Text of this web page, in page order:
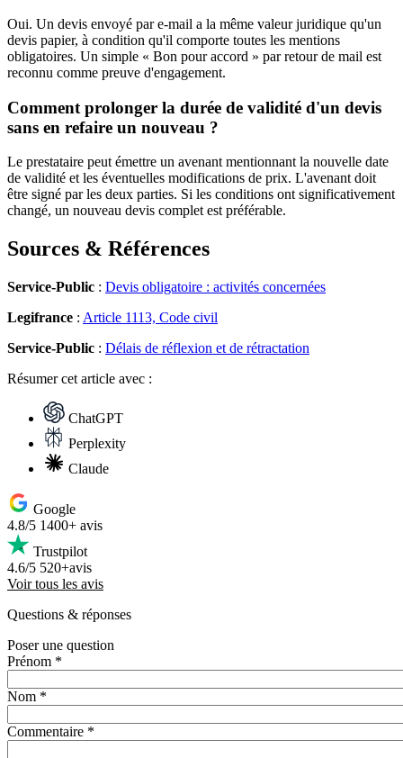
Oui. Un devis envoyé par e-mail a la même valeur juridique qu'un
devis papier, à condition qu'il comporte toutes les mentions
obligatoires. Un simple « Bon pour accord » par retour de mail est
reconnu comme preuve d'engagement.
Comment prolonger la durée de validité d'un devis
sans en refaire un nouveau ?
Le prestataire peut émettre un avenant mentionnant la nouvelle date
de validité et les éventuelles modifications de prix. L'avenant doit
être signé par les deux parties. Si les conditions ont significativement
changé, un nouveau devis complet est préférable.
Sources & Références
Service-Public : Devis obligatoire : activités concernées
Legifrance : Article 1113, Code civil
Service-Public : Délais de réflexion et de rétractation
Résumercet article avec :
ChatGPT
Perplexity
Claude
Google
4.8/5 1400+ avis
Trustpilot
4.6/5 520+avis
Voir tous les avis
Questions & réponses
Poser une question
Prénom *
Nom *
Commentaire *